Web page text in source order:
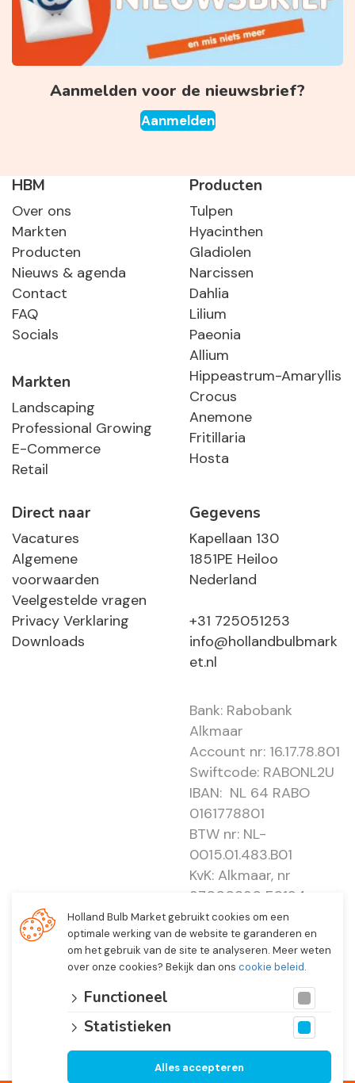
Aanmelden voor de nieuwsbrief?
Aanmelden
HBM
Over ons
Markten
Producten
Nieuws & agenda
Contact
FAQ
Socials
Markten
Landscaping
Professional Growing
E-Commerce
Retail
Producten
Tulpen
Hyacinthen
Gladiolen
Narcissen
Dahlia
Lilium
Paeonia
Allium
Hippeastrum-Amaryllis
Crocus
Anemone
Fritillaria
Hosta
Direct naar
Vacatures
Algemene
voorwaarden
Veelgestelde vragen
Privacy Verklaring
Downloads
Gegevens
Kapellaan 130
1851PE Heiloo
Nederland
+31 725051253
info@hollandbulbmark
et.nl
Bank: Rabobank
Alkmaar
Account nr: 16.17.78.801
Swiftcode: RABONL2U
IBAN: NL 64 RABO
0161778801
BTW nr: NL-
0015.01.483.B01
KvK: Alkmaar, nr
37000830 E0194 -
EBO 505
Holland Bulb Market gebruikt cookies om een
optimale werking van de website te garanderen en
om het gebruik van de site te analyseren. Meer weten
over onze cookies? Bekijk dan ons cookie beleid.
Functioneel
Statistieken
Alles accepteren